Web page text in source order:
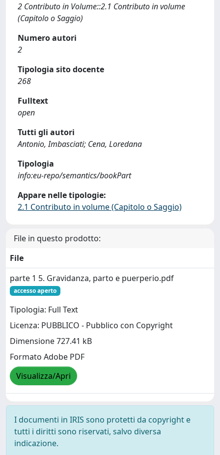
2 Contributo in Volume::2.1 Contributo in volume
(Capitolo o Saggio)
Numero autori
2
Tipologia sito docente
268
Fulltext
open
Tutti gli autori
Antonio, Imbasciati; Cena, Loredana
Tipologia
info:eu-repo/semantics/bookPart
Appare nelle tipologie:
2.1 Contributo in volume (Capitolo o Saggio)
File in questo prodotto:
File
parte 1 5. Gravidanza, parto e puerperio.pdf
accesso aperto
Tipologia: Full Text
Licenza: PUBBLICO - Pubblico con Copyright
Dimensione 727.41 kB
Formato Adobe PDF
Visualizza/Apri
I documenti in IRIS sono protetti da copyright e
tutti i diritti sono riservati, salvo diversa
indicazione.